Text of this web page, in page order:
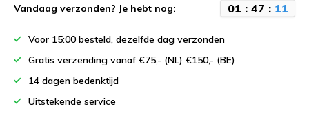
Vandaag verzonden? Je hebt nog: 01 : 47 : 10
Voor 15:00 besteld, dezelfde dag verzonden
Gratis verzending vanaf €75,- (NL) €150,- (BE)
14 dagen bedenktijd
Uitstekende service